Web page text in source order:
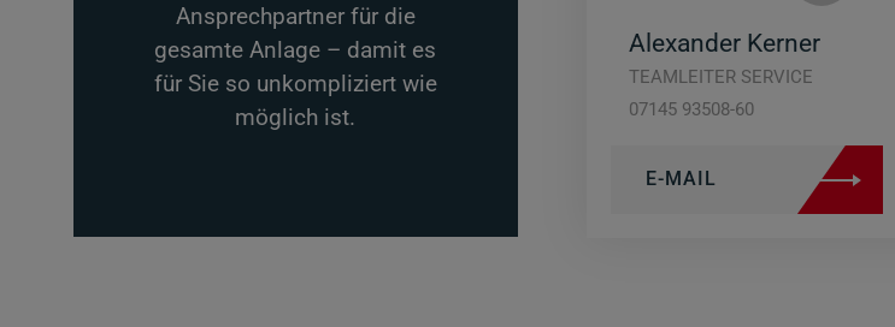
Ansprechpartner für die
gesamte Anlage – damit es
für Sie so unkompliziert wie
möglich ist.
Alexander Kerner
TEAMLEITER SERVICE
07145 93508-60
E-MAIL